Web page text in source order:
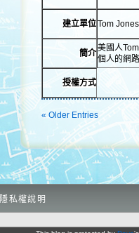
建立單位Tom Jones
簡介
美國人
個人的網
授權方式
« Older Entries
隱私權說明